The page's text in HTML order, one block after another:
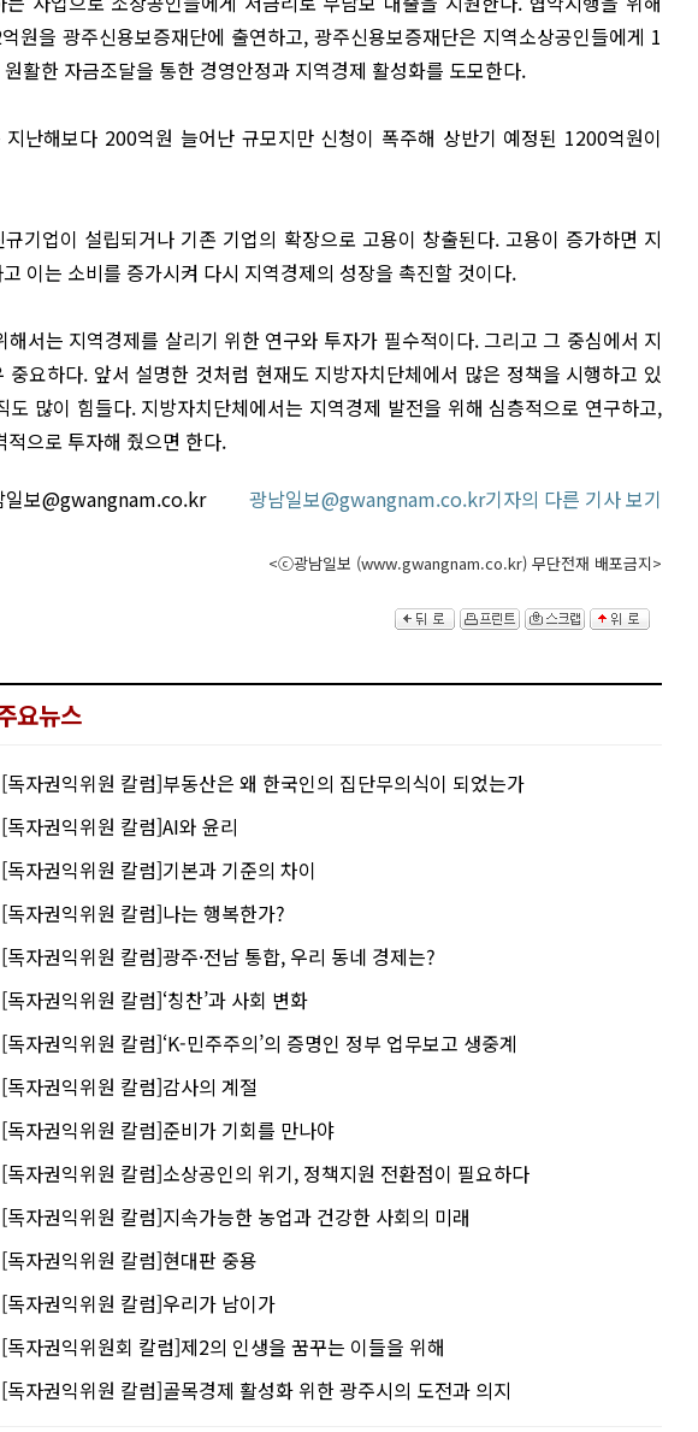
원을 광주신용보증재단에 출연하고, 광주신용보증재단은 지역소상공인들에게 1
활한 자금조달을 통한 경영안정과 지역경제 활성화를 도모한다.
지난해보다 200억원 늘어난 규모지만 신청이 폭주해 상반기 예정된 1200억원이
기업이 설립되거나 기존 기업의 확장으로 고용이 창출된다. 고용이 증가하면 지
이는 소비를 증가시켜 다시 지역경제의 성장을 촉진할 것이다.
서는 지역경제를 살리기 위한 연구와 투자가 필수적이다. 그리고 그 중심에서 지
중요하다. 앞서 설명한 것처럼 현재도 지방자치단체에서 많은 정책을 시행하고 있
도 많이 힘들다. 지방자치단체에서는 지역경제 발전을 위해 심층적으로 연구하고,
으로 투자해 줬으면 한다.
일보@gwangnam.co.kr
광남일보@gwangnam.co.kr기자의 다른 기사 보기
<ⓒ광남일보 (www.gwangnam.co.kr) 무단전재 배포금지>
요뉴스
[독자권익위원 칼럼]부동산은 왜 한국인의 집단무의식이 되었는가
[독자권익위원 칼럼]AI와 윤리
[독자권익위원 칼럼]기본과 기준의 차이
[독자권익위원 칼럼]나는 행복한가?
[독자권익위원 칼럼]광주·전남 통합, 우리 동네 경제는?
[독자권익위원 칼럼]‘칭찬’과 사회 변화
[독자권익위원 칼럼]‘K-민주주의’의 증명인 정부 업무보고 생중계
[독자권익위원 칼럼]감사의 계절
[독자권익위원 칼럼]준비가 기회를 만나야
[독자권익위원 칼럼]소상공인의 위기, 정책지원 전환점이 필요하다
[독자권익위원 칼럼]지속가능한 농업과 건강한 사회의 미래
[독자권익위원 칼럼]현대판 중용
[독자권익위원 칼럼]우리가 남이가
[독자권익위원회 칼럼]제2의 인생을 꿈꾸는 이들을 위해
[독자권익위원 칼럼]골목경제 활성화 위한 광주시의 도전과 의지